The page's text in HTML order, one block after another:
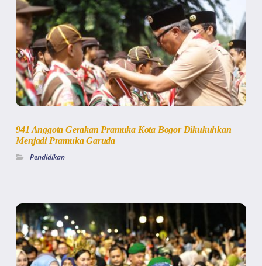
941 Anggota Gerakan Pramuka Kota Bogor Dikukuhkan
Menjadi Pramuka Garuda
Pendidikan